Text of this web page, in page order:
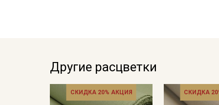
Другие расцветки
СКИДКА 20% АКЦИЯ СКИДКА